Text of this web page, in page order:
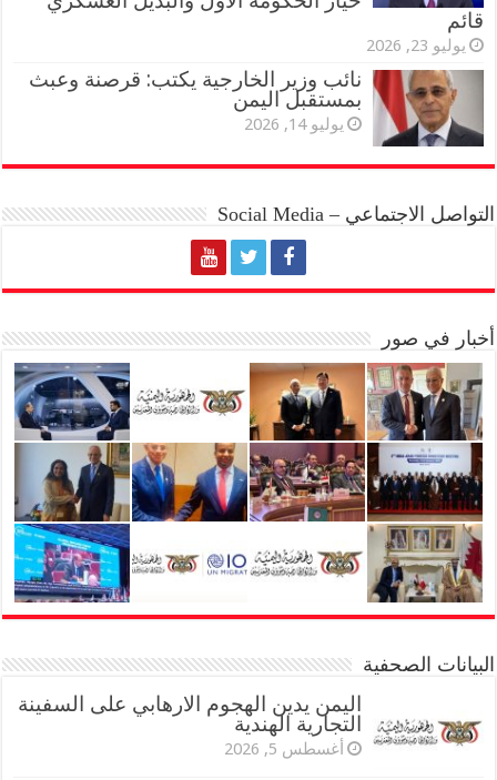
قائم
يوليو 23, 2026
نائب وزير الخارجية يكتب: قرصنة وعبث
بمستقبل اليمن
يوليو 14, 2026
التواصل الاجتماعي – Social Media
أخبار في صور
البيانات الصحفية
اليمن يدين الهجوم الارهابي على السفينة
التجارية الهندية
أغسطس 5, 2026